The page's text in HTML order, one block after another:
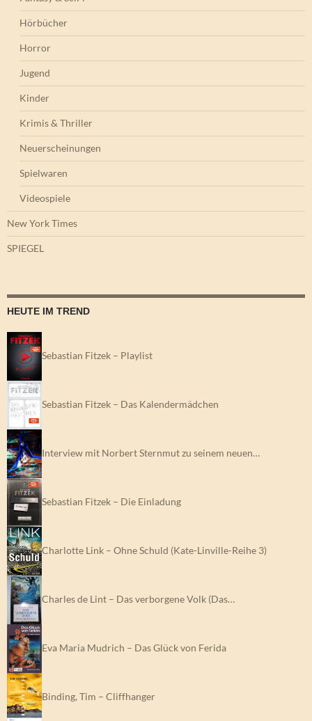
Hörbücher
Horror
Jugend
Kinder
Krimis & Thriller
Neuerscheinungen
Spielwaren
Videospiele
New York Times
SPIEGEL
HEUTE IM TREND
Sebastian Fitzek – Playlist
Sebastian Fitzek – Das Kalendermädchen
Interview mit Norbert Sternmut zu seinem neuen…
Sebastian Fitzek – Die Einladung
Charlotte Link – Ohne Schuld (Kate-Linville-Reihe 3)
Charles de Lint – Das verborgene Volk (Das…
Eva Maria Mudrich – Das Glück von Ferida
Binding, Tim – Cliffhanger